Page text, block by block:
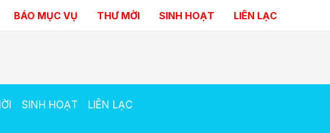
BÁO MỤC VỤ THƯ MỜI SINH HOẠT LIÊN LẠC
SINH HOẠT LIÊN LẠC